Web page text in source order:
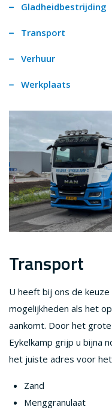
Gladheidbestrijding
Transport
Verhuur
Werkplaats
Transport
U heeft bij ons de
mogelijkheden als het
aankomt. Door het
Eykelkamp grijp u bijna
het juiste adres voor
Zand
Menggranulaat